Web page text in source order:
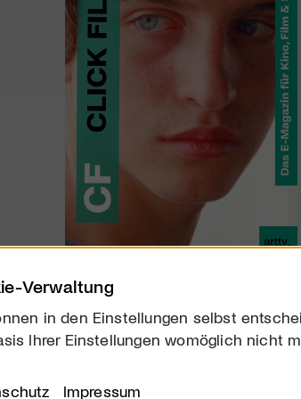
Über uns
Verwaltung
in den Einstellungen selbst
Ihrer Einstellungen womöglich nicht
Impressum